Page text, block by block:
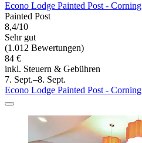
Econo Lodge Painted Post - Corning
Painted Post
8,4/10
Sehr gut
(1.012 Bewertungen)
84 €
inkl. Steuern & Gebühren
7. Sept.–8. Sept.
Econo Lodge Painted Post - Corning